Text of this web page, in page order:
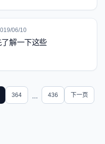
06/10
解一下这些
364 ... 436 下一页